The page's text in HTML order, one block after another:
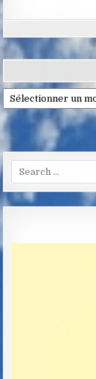
Archives
for: